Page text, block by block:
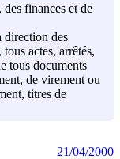
finances et de
direction des
actes, arrêtés,
tous documents
de virement ou
titres de
21/04/2000